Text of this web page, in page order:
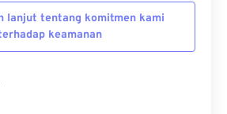
lanjut tentang komitmen kami
keamanan